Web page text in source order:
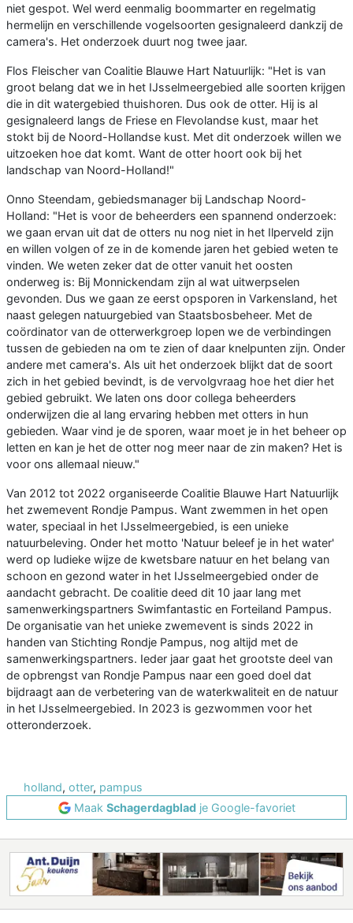
niet gespot. Wel werd eenmalig boommarter en regelmatig
hermelijn en verschillende vogelsoorten gesignaleerd dankzij de
camera's. Het onderzoek duurt nog twee jaar.
Flos Fleischer van Coalitie Blauwe Hart Natuurlijk: "Het is van
groot belang dat we in het IJsselmeergebied alle soorten krijgen
die in dit watergebied thuishoren. Dus ook de otter. Hij is al
gesignaleerd langs de Friese en Flevolandse kust, maar het
stokt bij de Noord-Hollandse kust. Met dit onderzoek willen we
uitzoeken hoe dat komt. Want de otter hoort ook bij het
landschap van Noord-Holland!"
Onno Steendam, gebiedsmanager bij Landschap Noord-
Holland: "Het is voor de beheerders een spannend onderzoek:
we gaan ervan uit dat de otters nu nog niet in het Ilperveld zijn
en willen volgen of ze in de komende jaren het gebied weten te
vinden. We weten zeker dat de otter vanuit het oosten
onderweg is: Bij Monnickendam zijn al wat uitwerpselen
gevonden. Dus we gaan ze eerst opsporen in Varkensland, het
naast gelegen natuurgebied van Staatsbosbeheer. Met de
coördinator van de otterwerkgroep lopen we de verbindingen
tussen de gebieden na om te zien of daar knelpunten zijn. Onder
andere met camera's. Als uit het onderzoek blijkt dat de soort
zich in het gebied bevindt, is de vervolgvraag hoe het dier het
gebied gebruikt. We laten ons door collega beheerders
onderwijzen die al lang ervaring hebben met otters in hun
gebieden. Waar vind je de sporen, waar moet je in het beheer op
letten en kan je het de otter nog meer naar de zin maken? Het is
voor ons allemaal nieuw."
Van 2012 tot 2022 organiseerde Coalitie Blauwe Hart Natuurlijk
het zwemevent Rondje Pampus. Want zwemmen in het open
water, speciaal in het IJsselmeergebied, is een unieke
natuurbeleving. Onder het motto 'Natuur beleef je in het water'
werd op ludieke wijze de kwetsbare natuur en het belang van
schoon en gezond water in het IJsselmeergebied onder de
aandacht gebracht. De coalitie deed dit 10 jaar lang met
samenwerkingspartners Swimfantastic en Forteiland Pampus.
De organisatie van het unieke zwemevent is sinds 2022 in
handen van Stichting Rondje Pampus, nog altijd met de
samenwerkingspartners. Ieder jaar gaat het grootste deel van
de opbrengst van Rondje Pampus naar een goed doel dat
bijdraagt aan de verbetering van de waterkwaliteit en de natuur
in het IJsselmeergebied. In 2023 is gezwommen voor het
otteronderzoek.
holland, otter, pampus
Maak Schagerdagbladje Google-favoriet